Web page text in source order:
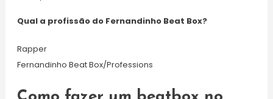
Qual a profissão do Fernandinho Beat Box?
Rapper
Fernandinho Beat Box/Professions